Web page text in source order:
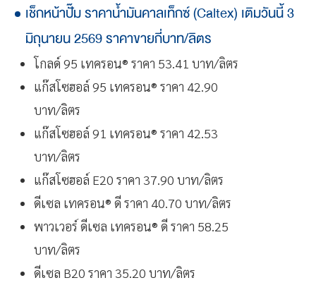
เช็กหน้าปั๊ม ราคาน้ำมันคาลเท็กซ์ (Caltex) เติมวันนี้ 3
มิถุนายน 2569 ราคาขายกี่บาท/ลิตร
โกลด์ 95 เทครอน® ราคา 53.41 บาท/ลิตร
แก๊สโซฮอล์ 95 เทครอน® ราคา 42.90
บาท/ลิตร
แก๊สโซฮอล์ 91 เทครอน® ราคา 42.53
บาท/ลิตร
แก๊สโซฮอล์ E20 ราคา 37.90 บาท/ลิตร
ดีเซล เทครอน® ดี ราคา 40.70 บาท/ลิตร
พาวเวอร์ ดีเซล เทครอน® ดี ราคา 58.25
บาท/ลิตร
ดีเซล B20 ราคา 35.20 บาท/ลิตร